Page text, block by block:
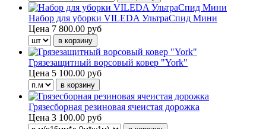
Набор для уборки VILEDA УльтраСпид Мини
Цена 7 800.00 руб
Грязезащитный ворсовый ковер "York"
Цена 5 100.00 руб
Грязесборная резиновая ячеистая дорожка
Цена 3 100.00 руб